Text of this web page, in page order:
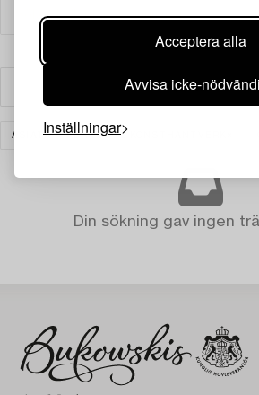
Acceptera alla
Avvisa icke-
Inställningar
Filter
ASIATISK KERAMIK & KONSTHANTVERK
Din sökning gav ingen